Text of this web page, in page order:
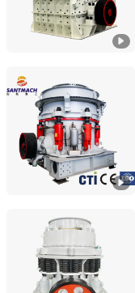
Henan Santmach
Henan, China
Henan Santmach
Henan, China